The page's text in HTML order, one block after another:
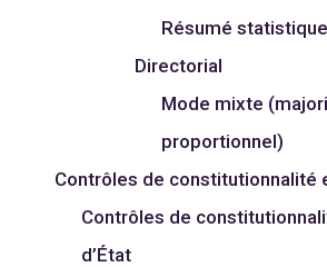
Résumé statistique
Directorial
Mode mixte
proportionnel)
Contrôles de constitutionnalité
Contrôles de
d’État